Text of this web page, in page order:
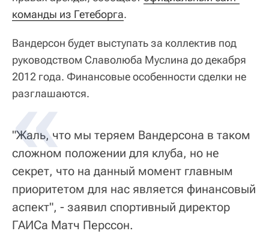
команды из Гетеборга.
Вандерсон будет выступать за коллектив под
руководством Славолюба Муслина до декабря
2012 года. Финансовые особенности сделки не
разглашаются.
"Жаль, что мы теряем Вандерсона в таком
сложном положении для клуба, но не
секрет, что на данный момент главным
приоритетом для нас является финансовый
аспект", - заявил спортивный директор
ГАИСа Матч Перссон.